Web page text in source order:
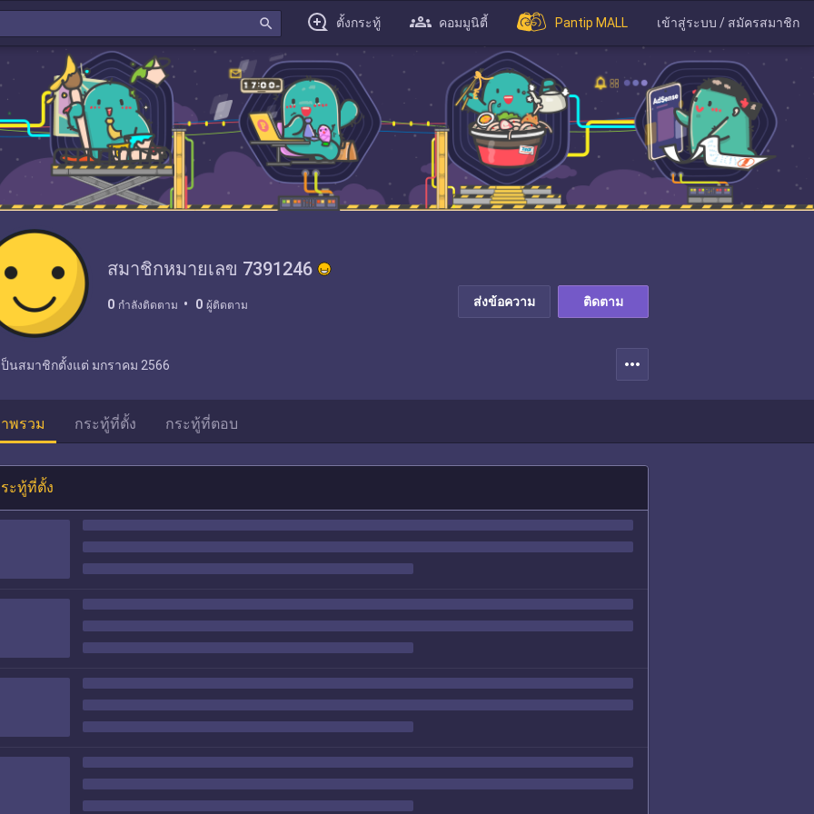
search ตั้งกระทู้ คอมมูนิตี้ Pantip MALL เข้าสู่ระบบ / สมัครสมาชิก
สมาชิกหมายเลข 7391246
0 กำลังติดตาม 0 ผู้ติดตาม ส่งข้อความ ติดตาม
ป็นสมาชิกตั้งแต่ มกราคม 2566 more_horiz
พรวม กระทู้ที่ตั้ง กระทู้ที่ตอบ
ะทู้ที่ตั้ง